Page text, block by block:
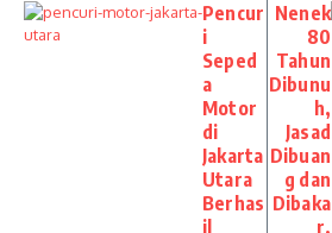
Pencur
i
Seped
a
Motor
di
Jakarta
Utara
Berhas
il
Nenek
80
Tahun
Dibunu
h,
Jasad
Dibuan
g dan
Dibaka
r,